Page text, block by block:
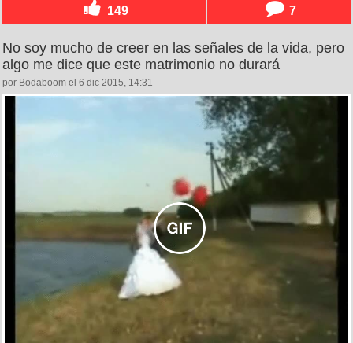
149 7
No soy mucho de creer en las señales de la vida, pero
algo me dice que este matrimonio no durará
por Bodaboom el 6 dic 2015, 14:31